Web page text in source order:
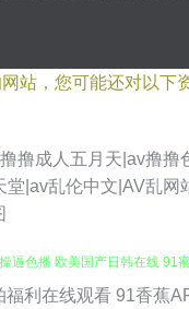
站，您可能还对以下
撸成人五月天|av撸撸
堂|av乱伦中文|AV乱网
拍97在线97 青草三级视频 91
福利在线观看 91香蕉